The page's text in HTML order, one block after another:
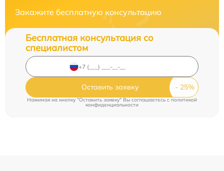
Закажите бесплатную консультацию
Бесплатная консультация со
специалистом
Оставить заявку
Нажимая на кнопку "Оставить заявку" Вы соглашаетесь cполитикой
конфиденциальности